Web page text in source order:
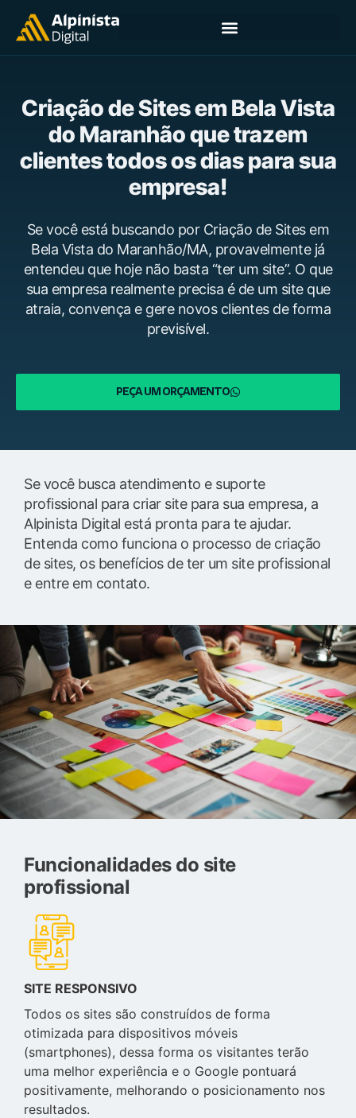
Criação de Sites em Bela Vista
do Maranhão que trazem
clientes todos os dias para sua
empresa!
Se você está buscando por Criação de Sites em
Bela Vista do Maranhão/MA, provavelmente já
entendeu que hoje não basta “ter um site”. O que
sua empresa realmente precisa é de um site que
atraia, convença e gere novos clientes de forma
previsível.
PEÇA UM ORÇAMENTO
Se você busca atendimento e suporte
profissional para criar site para sua empresa, a
Alpinista Digital está pronta para te ajudar.
Entenda como funciona o processo de criação
de sites, os benefícios de ter um site profissional
e entre em contato.
Funcionalidades do site
profissional
SITE RESPONSIVO
Todos os sites são construídos de forma
otimizada para dispositivos móveis
(smartphones), dessa forma os visitantes terão
uma melhor experiência e o Google pontuará
positivamente, melhorando o posicionamento nos
resultados.